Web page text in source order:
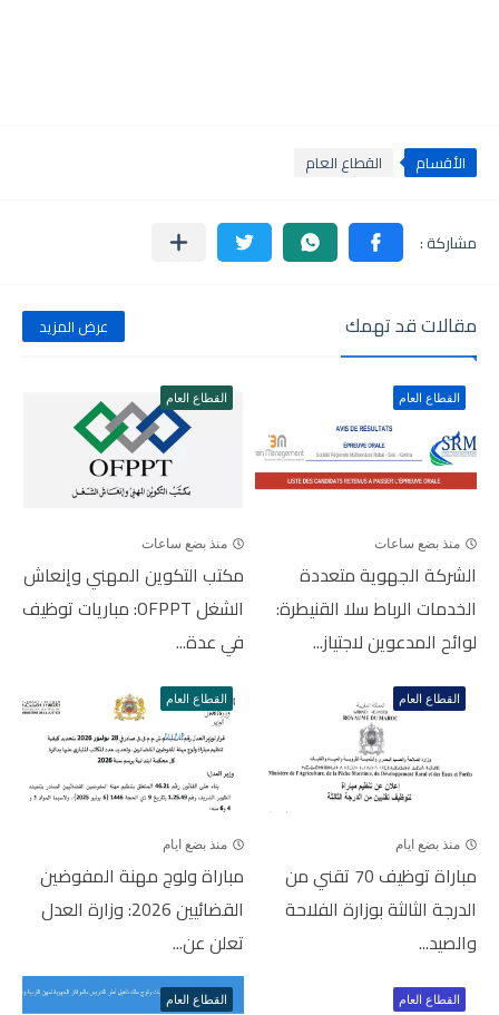
الأقسام القطاع العام
مقالات قد تهمك عرض المزيد
القطاع العام
منذ بضع ساعات
الشركة الجهوية متعددة
الخدمات الرباط سلا القنيطرة:
لوائح المدعوين لاجتياز...
القطاع العام
منذ بضع ساعات
مكتب التكوين المهني وإنعاش
الشغل OFPPT: مباريات توظيف
في عدة...
القطاع العام
منذ بضع ايام
مباراة توظيف 70 تقني من
الدرجة الثالثة بوزارة الفلاحة
والصيد...
القطاع العام
منذ بضع ايام
مباراة ولوج مهنة المفوضين
القضائيين 2026: وزارة العدل
تعلن عن...
القطاع العام القطاع العام